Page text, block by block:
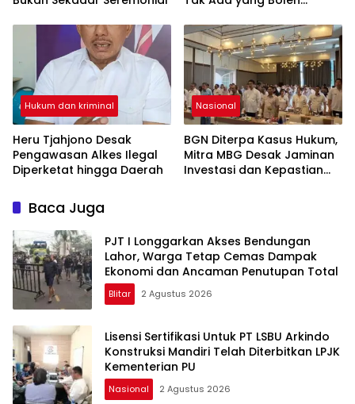
Hukum dan kriminal
Heru Tjahjono Desak
Pengawasan Alkes Ilegal
Diperketat hingga Daerah
Nasional
BGN Diterpa Kasus Hukum,
Mitra MBG Desak Jaminan
Investasi dan Kepastian
Baca Juga
PJT I Longgarkan Akses Bendungan
Lahor, Warga Tetap Cemas Dampak
Ekonomi dan Ancaman Penutupan Total
Blitar 2 Agustus 2026
Lisensi Sertifikasi Untuk PT LSBU Arkindo
Konstruksi Mandiri Telah Diterbitkan LPJK
Kementerian PU
Nasional 2 Agustus 2026